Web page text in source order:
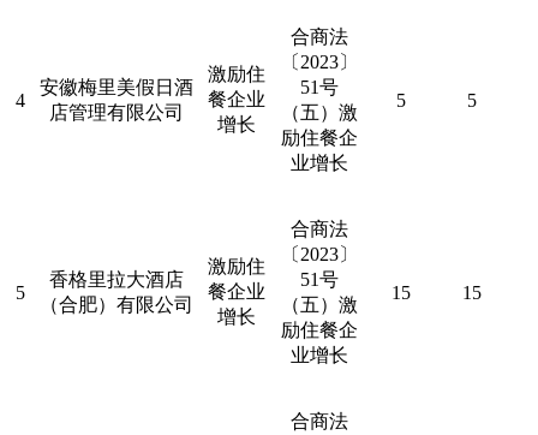
4
安徽梅里美假日酒
店管理有限公司
激励住
餐企业
增长
合商法
〔 2023〕
51号
（五）激
励住餐企
业增长
5 5
5
香格里拉大酒店
（合肥）有限公司
激励住
餐企业
增长
合商法
〔 2023〕
51号
（五）激
励住餐企
业增长
15 15
合商法